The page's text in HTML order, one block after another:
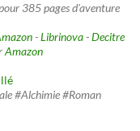
385 pages d'aventure
-Librinova-Decitre
Amazon
#Alchimie #Roman